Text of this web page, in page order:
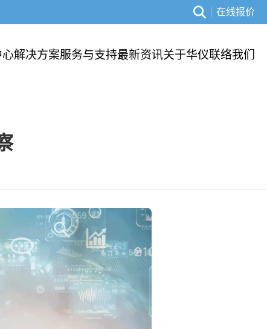
在线报价
心解决方案服务与支持最新资讯关于华仪联络我们